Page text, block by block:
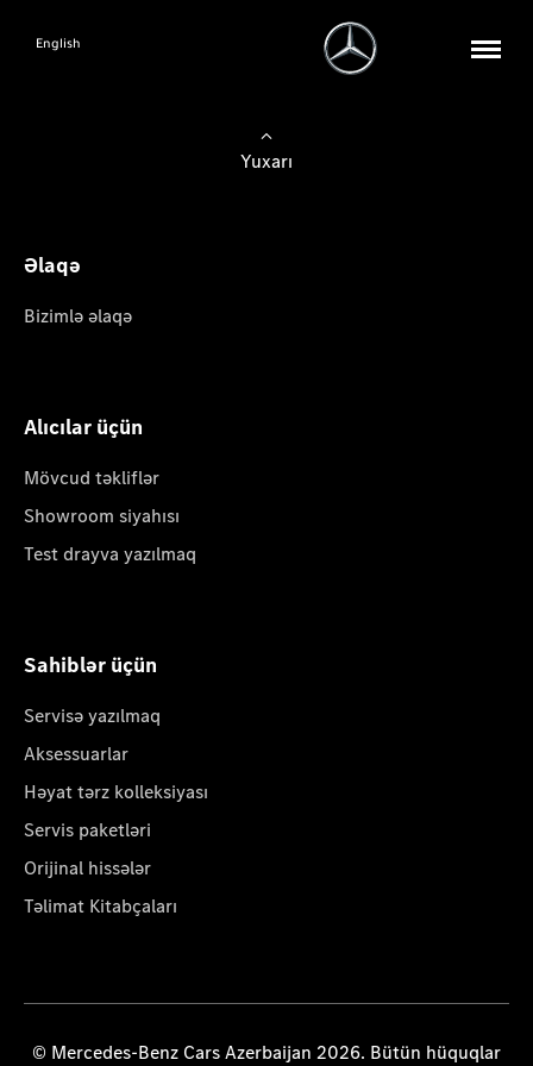
English
Yuxarı
Əlaqə
Bizimlə əlaqə
Alıcılar üçün
Mövcud təkliflər
Showroom siyahısı
Test drayva yazılmaq
Sahiblər üçün
Servisə yazılmaq
Aksessuarlar
Həyat tərz kolleksiyası
Servis paketləri
Orijinal hissələr
Təlimat Kitabçaları
© Mercedes-Benz Cars Azerbaijan 2026. Bütün hüquqlar